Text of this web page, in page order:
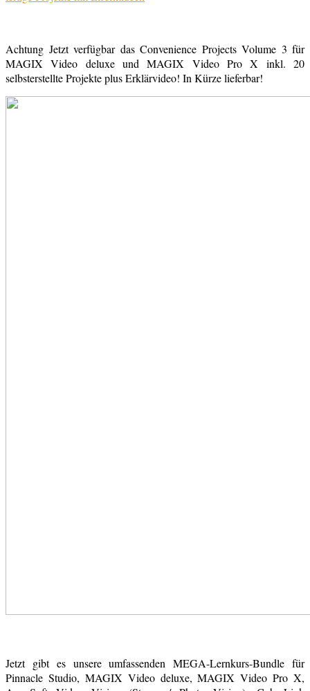
Achtung Jetzt verfügbar das Convenience Projects Volume 3 für
MAGIX Video deluxe und MAGIX Video Pro X inkl. 20
selbsterstellte Projekte plus Erklärvideo! In Kürze lieferbar!
Jetzt gibt es unsere umfassenden MEGA-Lernkurs-Bundle für
Pinnacle Studio, MAGIX Video deluxe, MAGIX Video Pro X,